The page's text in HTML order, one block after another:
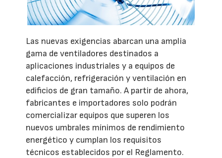
Las nuevas exigencias abarcan una amplia
gama de ventiladores destinados a
aplicaciones industriales y a equipos de
calefacción, refrigeración y ventilación en
edificios de gran tamaño. A partir de ahora,
fabricantes e importadores solo podrán
comercializar equipos que superen los
nuevos umbrales mínimos de rendimiento
energético y cumplan los requisitos
técnicos establecidos por el Reglamento.